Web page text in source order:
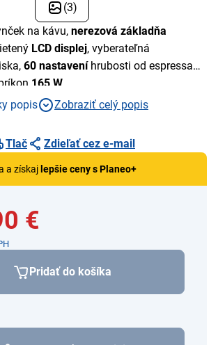
(3)
na kávu, nerezová základňa
LCD displej, vyberateľná
60 nastavení hrubosti od espressa
165 W
popis
Zobraziť celý popis
Tlač Zdieľať cez e-mail
a získaj lepšie ceny s Planeo+
€
Pridať do košíka